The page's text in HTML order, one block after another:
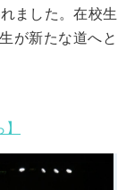
ました。在校生
が新たな道へと